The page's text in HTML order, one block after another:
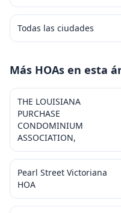
Todas las ciudades
Más HOAs en esta
THE LOUISIANA
PURCHASE
CONDOMINIUM
ASSOCIATION,
Pearl Street Victoriana
HOA